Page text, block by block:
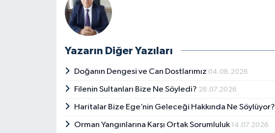
Yazarın Diğer Yazıları
Doğanın Dengesi ve Can Dostlarımız 04.08.2026
Filenin Sultanları Bize Ne Söyledi? 28.07.2026
Haritalar Bize Ege’nin Geleceği Hakkında Ne Söylüyor?
Orman Yangınlarına Karşı Ortak Sorumluluk 14.07.2026